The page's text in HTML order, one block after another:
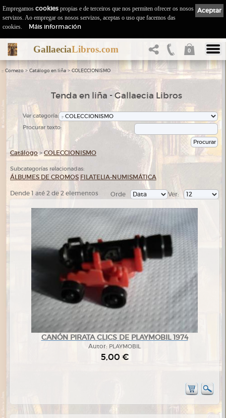
GallaeciaLibros.com 0
:: Comezo > Catálogo en liña > COLECCIONISMO
Tenda en liña - Gallaecia Libros
Ver categoría:
Procurar texto:
Catálogo >COLECCIONISMO
Subcategorías relacionadas:
ÁLBUMES DE CROMOS FILATELIA-NUMISMÁTICA
Dende 1 até 2 de 2 elementos Ver:
Orde
CANÓN PIRATA CLICS DE PLAYMOBIL 1974
Autor: PLAYMOBIL
5,00 €
Aceptar
Empregamos cookies propias e de terceiros que nos permiten ofrecer os nosos
servizos. Ao empregar os nosos servizos, aceptas o uso que facemos das
cookies.
Máis información